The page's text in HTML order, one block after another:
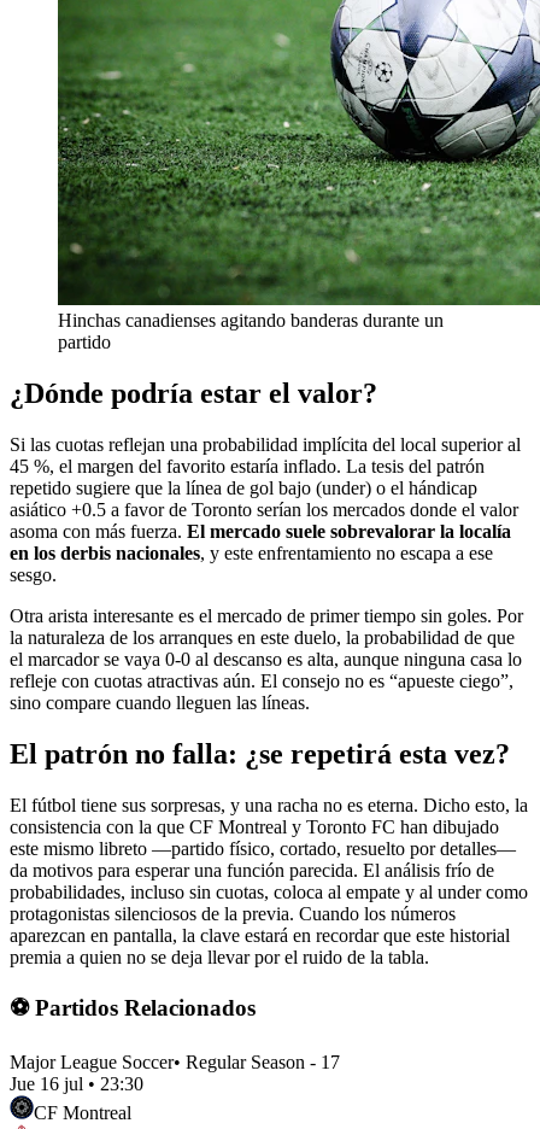
Hinchas canadienses agitando banderas durante un
partido
¿Dónde podría estar el valor?
Si las cuotas reflejan una probabilidad implícita del local superior al
45 %, el margen del favorito estaría inflado. La tesis del patrón
repetido sugiere que la línea de gol bajo (under) o el hándicap
asiático +0.5 a favor de Toronto serían los mercados donde el valor
asoma con más fuerza. El mercado suele sobrevalorar la localía
en los derbis nacionales, y este enfrentamiento no escapa a ese
sesgo.
Otra arista interesante es el mercado de primer tiempo sin goles. Por
la naturaleza de los arranques en este duelo, la probabilidad de que
el marcador se vaya 0-0 al descanso es alta, aunque ninguna casa lo
refleje con cuotas atractivas aún. El consejo no es “apueste ciego”,
sino compare cuando lleguen las líneas.
El patrón no falla: ¿se repetirá esta vez?
El fútbol tiene sus sorpresas, y una racha no es eterna. Dicho esto, la
consistencia con la que CF Montreal y Toronto FC han dibujado
este mismo libreto —partido físico, cortado, resuelto por detalles—
da motivos para esperar una función parecida. El análisis frío de
probabilidades, incluso sin cuotas, coloca al empate y al under como
protagonistas silenciosos de la previa. Cuando los números
aparezcan en pantalla, la clave estará en recordar que este historial
premia a quien no se deja llevar por el ruido de la tabla.
⚽ Partidos Relacionados
Major League Soccer• Regular Season - 17
Jue 16 jul • 23:30
CF Montreal